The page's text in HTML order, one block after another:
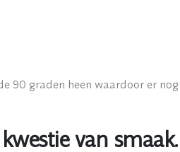
90 graden heen waardoor er
van smaak.